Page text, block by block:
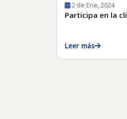
2 de Ene, 2024
Participa en la
Leer más